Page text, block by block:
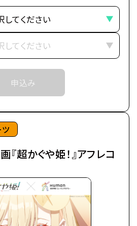
により、
いただく場合がございます。
る方には校舎の職員より
たします。
ておりませんので
象となります。
歳の女子高生・酒寄彩葉は、
励む超絶多忙な日々を送って
ターネット上の仮想空間＜ツク
気ライバー(配信者)・月見ヤ
。
が自由に創作活動を行う＜ツ
チヨの推し活をしつつ、バトルゲ
ぎをしていた。
、彩葉は七色に光り輝くゲーミ
なんとも可愛らしい赤ちゃん。
と、赤ちゃんはみるみるうちに
い年ぐらいの女の子に。
姫なの？」
申込み
超かぐや姫！』アフレコ